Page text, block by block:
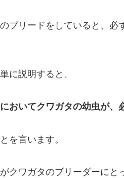
ブリードをしていると、
に説明すると、
においてクワガタの幼虫が、
を言います。
がクワガタのブリーダーにと